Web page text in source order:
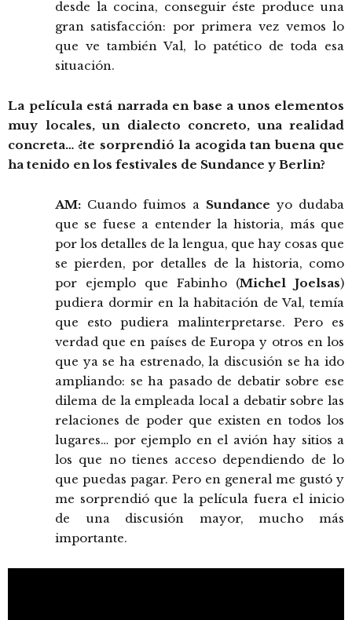
desde la cocina, conseguir éste produce una
gran satisfacción: por primera vez vemos lo
que ve también Val, lo patético de toda esa
situación.
La película está narrada en base a unos elementos
muy locales, un dialecto concreto, una realidad
concreta… ¿te sorprendió la acogida tan buena que
ha tenido en los festivales de Sundance y Berlin?
AM: Cuando fuimos a Sundance yo dudaba
que se fuese a entender la historia, más que
por los detalles de la lengua, que hay cosas que
se pierden, por detalles de la historia, como
por ejemplo que Fabinho (Michel Joelsas)
pudiera dormir en la habitación de Val, temía
que esto pudiera malinterpretarse. Pero es
verdad que en países de Europa y otros en los
que ya se ha estrenado, la discusión se ha ido
ampliando: se ha pasado de debatir sobre ese
dilema de la empleada local a debatir sobre las
relaciones de poder que existen en todos los
lugares… por ejemplo en el avión hay sitios a
los que no tienes acceso dependiendo de lo
que puedas pagar. Pero en general me gustó y
me sorprendió que la película fuera el inicio
de una discusión mayor, mucho más
importante.